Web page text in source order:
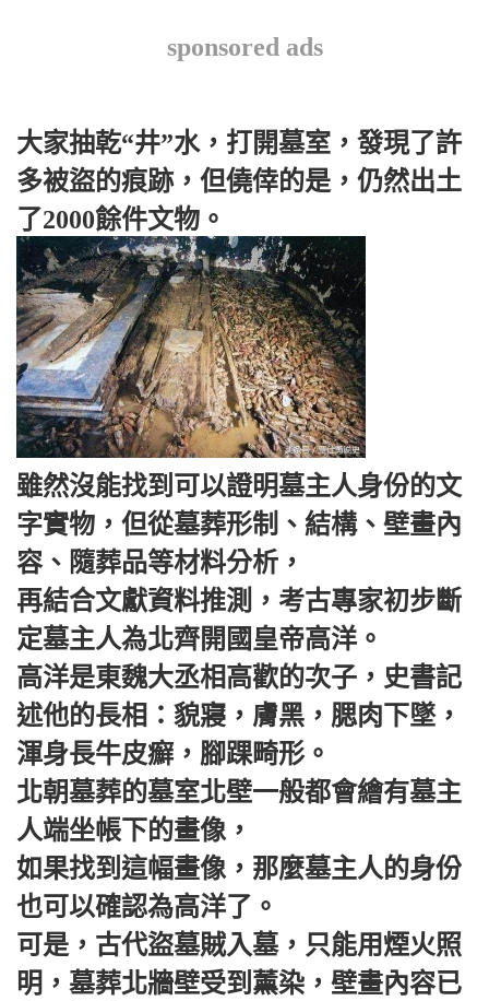
sponsored ads
大家抽乾“井”水，打開墓室，發現了許
多被盜的痕跡，但僥倖的是，仍然出土
了2000餘件文物。
雖然沒能找到可以證明墓主人身份的文
字實物，但從墓葬形制、結構、壁畫內
容、隨葬品等材料分析，
再結合文獻資料推測，考古專家初步斷
定墓主人為北齊開國皇帝高洋。
高洋是東魏大丞相高歡的次子，史書記
述他的長相：貌寢，膚黑，腮肉下墜，
渾身長牛皮癬，腳踝畸形。
北朝墓葬的墓室北壁一般都會繪有墓主
人端坐帳下的畫像，
如果找到這幅畫像，那麼墓主人的身份
也可以確認為高洋了。
可是，古代盜墓賊入墓，只能用煙火照
明，墓葬北牆壁受到薰染，壁畫內容已